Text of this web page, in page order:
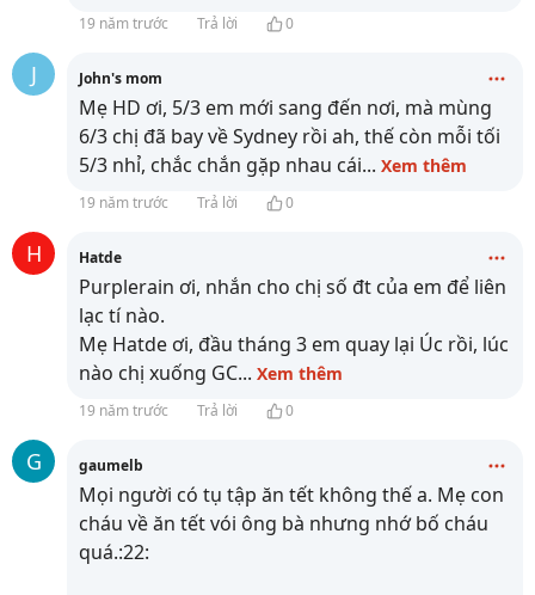
19 năm trước Trả lời 0
J John's mom
Mẹ HD ơi, 5/3 em mới sang đến nơi, mà mùng
6/3 chị đã bay về Sydney rồi ah, thế còn mỗi tối
5/3 nhỉ, chắc chắn gặp nhau cái... Xem thêm
19 năm trước Trả lời 0
H Hatde
Purplerain ơi, nhắn cho chị số đt của em để liên
lạc tí nào.
Mẹ Hatde ơi, đầu tháng 3 em quay lại Úc rồi, lúc
nào chị xuống GC... Xem thêm
19 năm trước Trả lời 0
G gaumelb
Mọi người có tụ tập ăn tết không thế a. Mẹ con
cháu về ăn tết vói ông bà nhưng nhớ bố cháu
quá.:22: